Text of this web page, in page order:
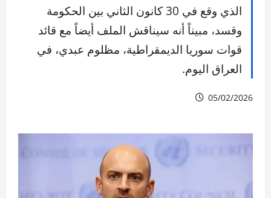
الذي وقع في 30 كانون الثاني بين الحكومة
وقسد، مبيناً أنه سيناقش الملف أيضاً مع قائد
قوات سوريا الديمقراطية، مظلوم عبدي، في
العراق اليوم.
05/02/2026